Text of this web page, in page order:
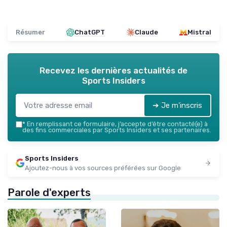
Résumer ChatGPT Claude Mistral
Recevez les dernières actualités de
Sports Insiders
➔ Je m'inscris
* En remplissant ce formulaire, j’accepte d’être contacté(e) à
des fins commerciales par Sports Insiders et ses partenaires.
Sports Insiders
Ajoutez-nous à vos sources préférées sur Google
Parole d'experts